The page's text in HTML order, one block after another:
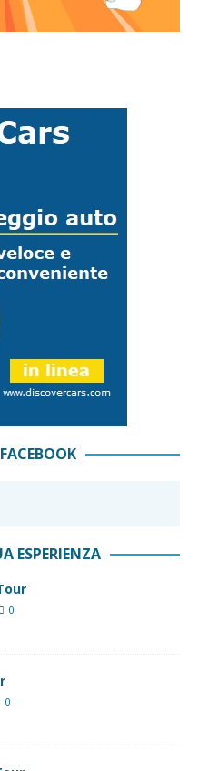
ESPERIENZA
0
0